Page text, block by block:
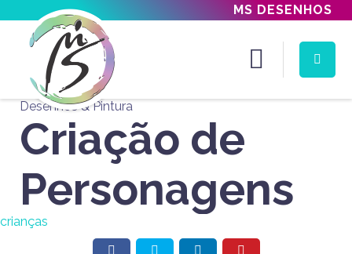
MS DESENHOS
Desenhos & Pintura
Criação de
Personagens
crianças